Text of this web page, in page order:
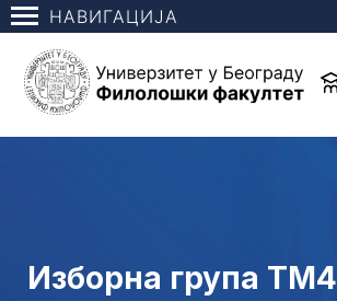
НАВИГАЦИЈА
Изборна група ТМ4